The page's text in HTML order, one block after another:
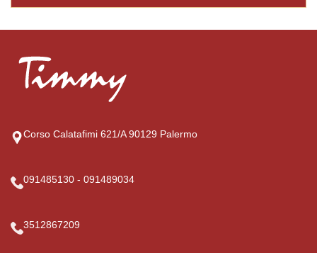
Corso Calatafimi 621/A 90129 Palermo
091485130 - 091489034
3512867209